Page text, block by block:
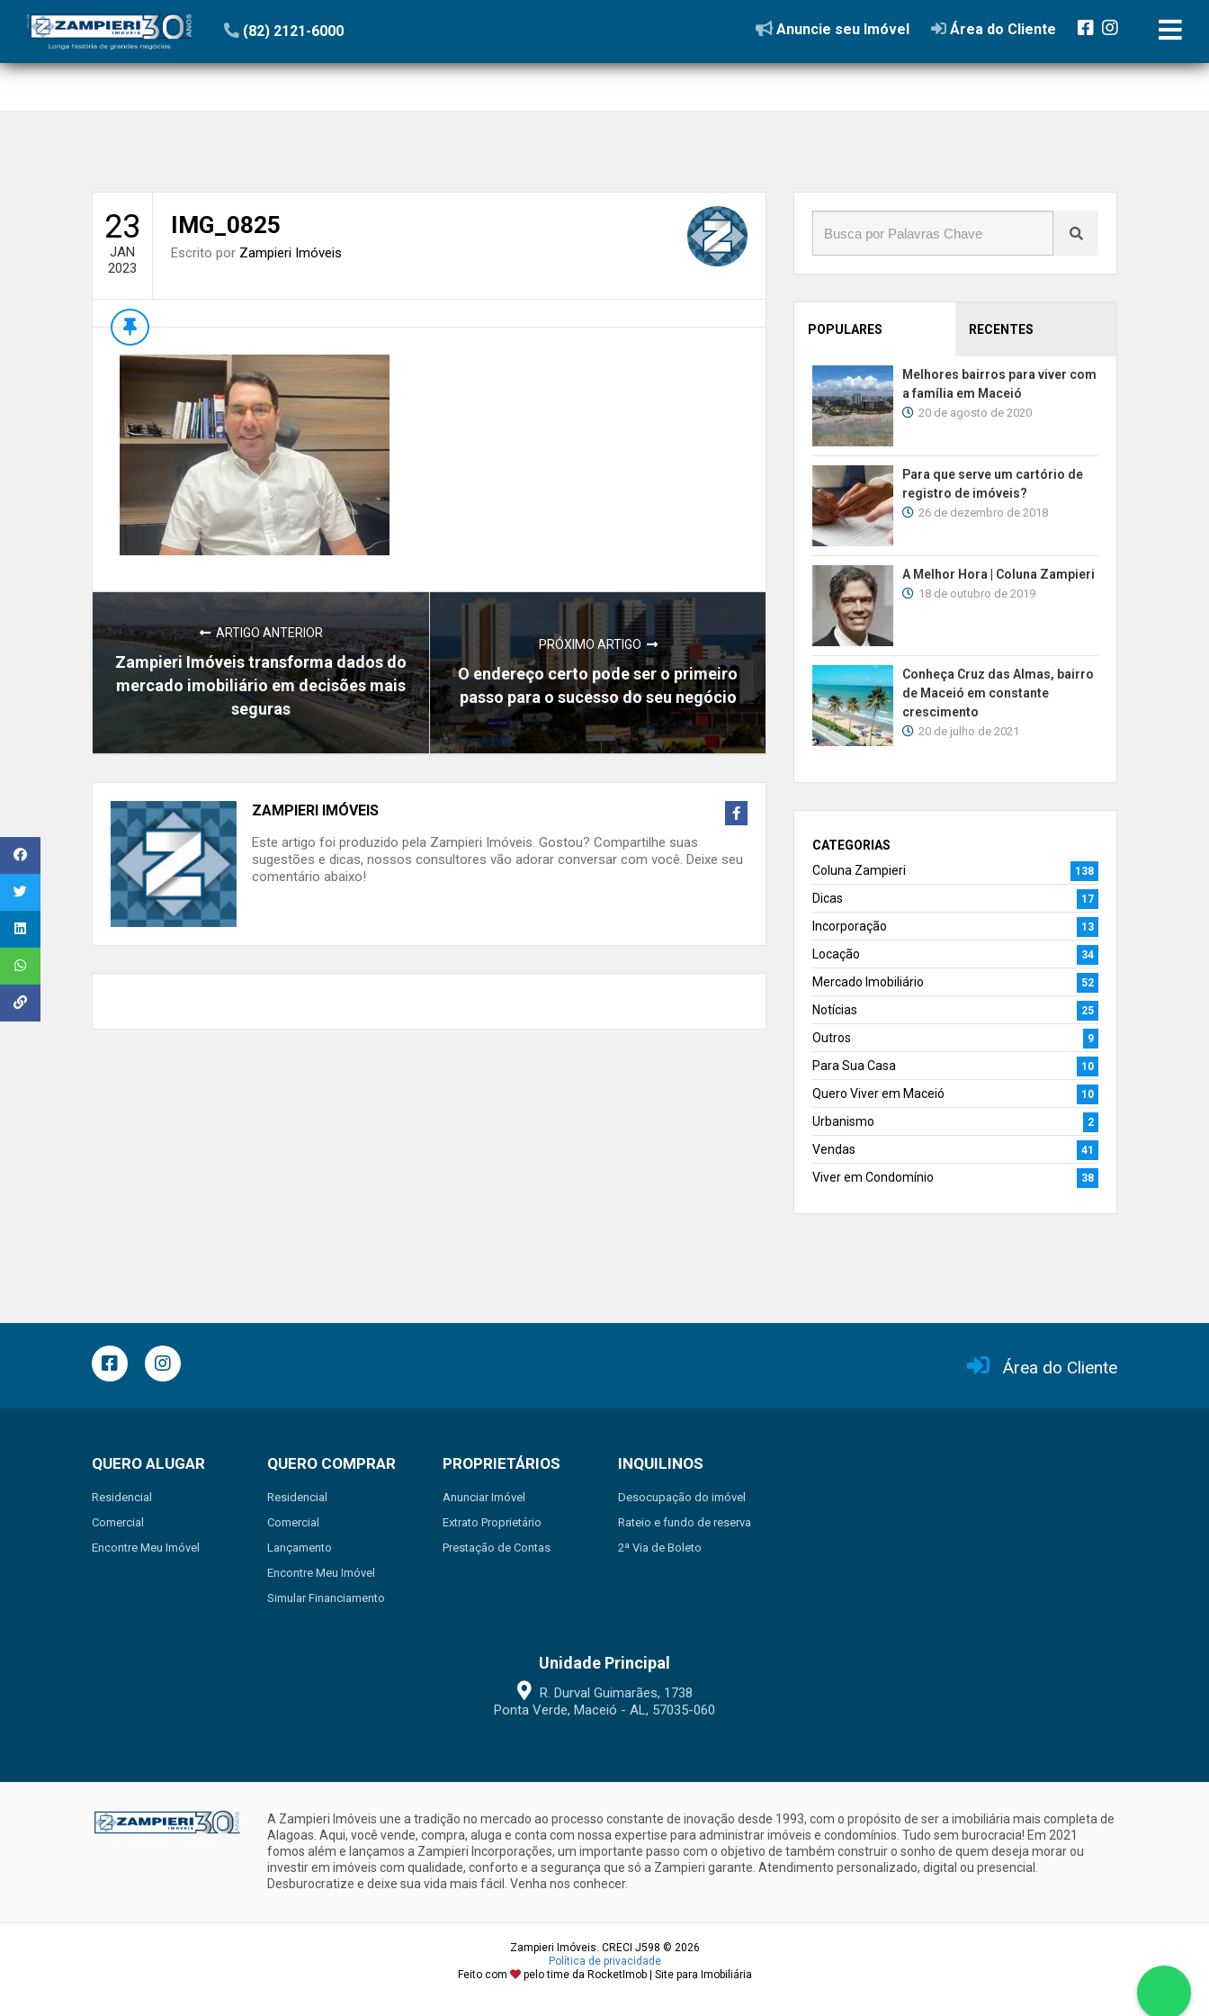
(82) 2121-6000 Anuncie seu Imóvel Área do Cliente
Início»Blog»Emprega + Mulheres | Coluna Zampieri
23
JAN
2023
IMG_0825
Escrito por Zampieri Imóveis
ARTIGO ANTERIOR
Zampieri Imóveis transforma dados do
mercado imobiliário em decisões mais
seguras
PRÓXIMO ARTIGO
O endereço certo pode ser o primeiro
passo para o sucesso do seu negócio
ZAMPIERI IMÓVEIS
Este artigo foi produzido pela Zampieri Imóveis. Gostou? Compartilhe suas
sugestões e dicas, nossos consultores vão adorar conversar com você. Deixe seu
comentário abaixo!
POPULARES RECENTES
Melhores bairros para viver com
a família em Maceió
20 de agosto de 2020
Para que serve um cartório de
registro de imóveis?
26 de dezembro de 2018
A Melhor Hora | Coluna Zampieri
18 de outubro de 2019
Conheça Cruz das Almas, bairro
de Maceió em constante
crescimento
20 de julho de 2021
CATEGORIAS
Coluna Zampieri
138
Dicas 17
Incorporação 13
Locação 34
Mercado Imobiliário 52
Notícias 25
Outros 9
Para Sua Casa 10
Quero Viver em Maceió 10
Urbanismo 2
Vendas 41
Viver em Condomínio 38
Área do Cliente
QUERO ALUGAR
Residencial
Comercial
Encontre Meu Imóvel
QUERO COMPRAR
Residencial
Comercial
Lançamento
Encontre Meu Imóvel
Simular Financiamento
PROPRIETÁRIOS
Anunciar Imóvel
Extrato Proprietário
Prestação de Contas
INQUILINOS
Desocupação do imóvel
Rateio e fundo de reserva
2ª Via de Boleto
Unidade Principal
R. Durval Guimarães, 1738
Ponta Verde, Maceió - AL, 57035-060
A Zampieri Imóveis une a tradição no mercado ao processo constante de inovação desde 1993, com o propósito de ser a imobiliária mais completa de
Alagoas. Aqui, você vende, compra, aluga e conta com nossa expertise para administrar imóveis e condomínios. Tudo sem burocracia! Em 2021
fomos além e lançamos a Zampieri Incorporações, um importante passo com o objetivo de também construir o sonho de quem deseja morar ou
investir em imóveis com qualidade, conforto e a segurança que só a Zampieri garante. Atendimento personalizado, digital ou presencial.
Desburocratize e deixe sua vida mais fácil. Venha nos conhecer.
Zampieri Imóveis. CRECI J598 © 2026
Política de privacidade
Feito com
pelo time da RocketImob | Site para Imobiliária